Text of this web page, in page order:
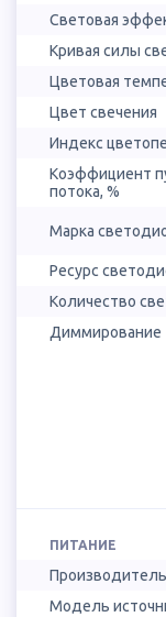
Световая
Кривая силы
Цветовая
Цвет свечения
Индекс
Коэффициент
потока, %
Марка
Ресурс
Количество
Диммирование
ПИТАНИЕ
Модель